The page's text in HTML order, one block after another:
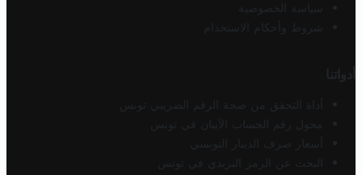
سياسة الخصوصية
شروط وأحكام الاستخدام
أدواتنا
أداة التحقق من صحة الرقم الضريبي تونس
محول رقم الحساب الآيبان في تونس
أسعار صرف الدينار التونسي
البحث عن الرمز البريدي في تونس